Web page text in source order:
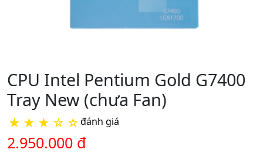
CPU Intel Pentium Gold G7400
Tray New (chưa Fan)
★ ★ ★ ☆ ☆đánh giá
2.950.000 đ